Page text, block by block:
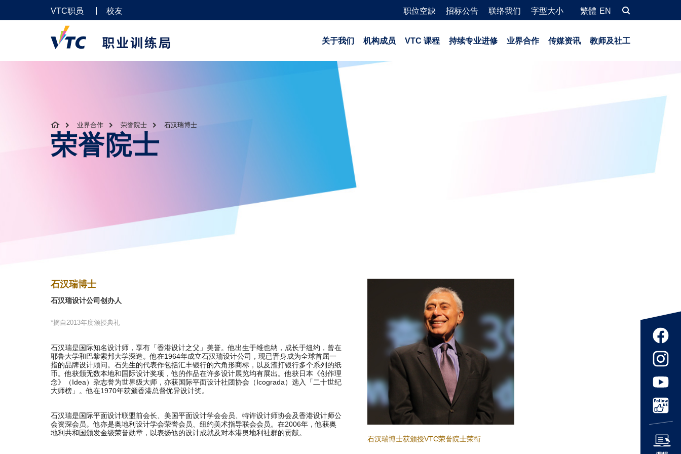
VTC职员 校友 职位空缺 招标公告 联络我们 字型大小 繁體 EN
关于我们 机构成员 VTC 课程 持续专业进修 业界合作 传媒资讯 教师及社工
业界合作 荣誉院士 石汉瑞博士
荣誉院士
石汉瑞博士
石汉瑞设计公司创办人
*摘自2013年度颁授典礼
石汉瑞博士获颁授VTC荣誉院士荣衔
石汉瑞是国际知名设计师，享有「香港设计之父」美誉。他出生于维也纳，成长于纽约，曾在
耶鲁大学和巴黎索邦大学深造。他在1964年成立石汉瑞设计公司，现已晋身成为全球首屈一
指的品牌设计顾问。石先生的代表作包括汇丰银行的六角形商标，以及渣打银行多个系列的纸
币。他获颁无数本地和国际设计奖项，他的作品在许多设计展览均有展出。他获日本《创作理
念》（Idea）杂志誉为世界级大师，亦获国际平面设计社团协会（Icograda）选入「二十世纪
大师榜」。他在1970年获颁香港总督优异设计奖。
石汉瑞是国际平面设计联盟前会长、美国平面设计学会会员、特许设计师协会及香港设计师公
会资深会员。他亦是奥地利设计学会荣誉会员、纽约美术指导联会会员。在2006年，他获奥
地利共和国颁发金级荣誉勋章，以表扬他的设计成就及对本港奥地利社群的贡献。